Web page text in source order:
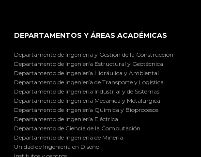
DEPARTAMENTOS Y ÁREAS ACADÉMICAS
Departamento de Ingeniería y Gestión de la Construcción
Departamento de Ingeniería Estructural y Geotécnica
Departamento de Ingeniería Hidráulica y Ambiental
Departamento de Ingeniería de Transporte y Logística
Departamento de Ingeniería Industrial y de Sistemas
Departamento de Ingeniería Mecánica y Metalúrgica
Departamento de Ingeniería Química y Bioprocesos
Departamento de Ingeniería Eléctrica
Departamento de Ciencia de la Computación
Departamento de Ingeniería de Minería
Unidad de Ingeniería en Diseño